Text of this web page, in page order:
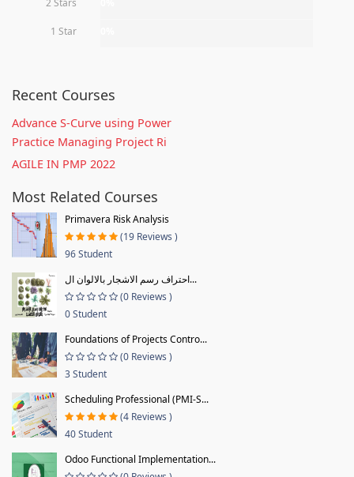
1 Star
Recent Courses
Advance S-Curve using Power
Practice Managing Project Ri
AGILE IN PMP 2022
Most Related Courses
Primavera Risk Analysis
(19 Reviews )
96 Student
احتراف رسم الاشجار بالالوان ال...
(0 Reviews )
0 Student
Foundations of Projects Contro...
(0 Reviews )
3 Student
Scheduling Professional (PMI-S...
(4 Reviews )
40 Student
Odoo Functional Implementation...